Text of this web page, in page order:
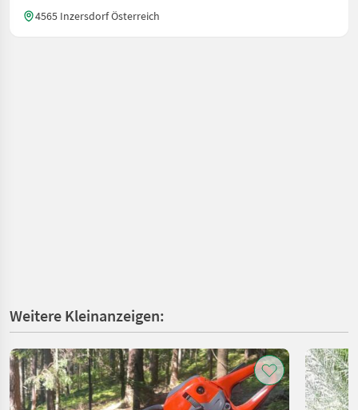
4565 Inzersdorf Österreich
Weitere Kleinanzeigen: